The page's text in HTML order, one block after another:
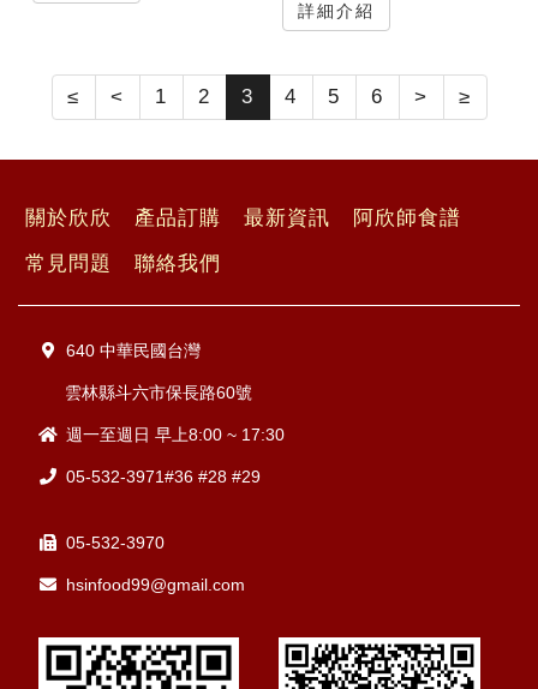
詳細介紹
≤ < 1 2 3 4 5 6 > ≥
關於欣欣 產品訂購 最新資訊
阿欣師食譜
常見問題
聯絡我們
640 中華民國台灣
雲林縣斗六市保長路60號
週一至週日 早上8:00 ~ 17:30
05-532-3971#36 #28 #29
05-532-3970
hsinfood99@gmail.com